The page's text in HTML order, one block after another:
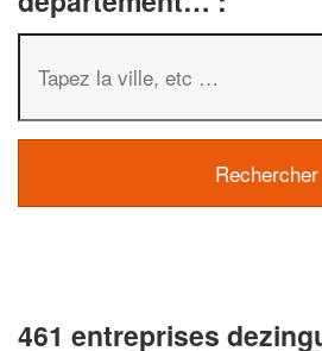
461 entreprises